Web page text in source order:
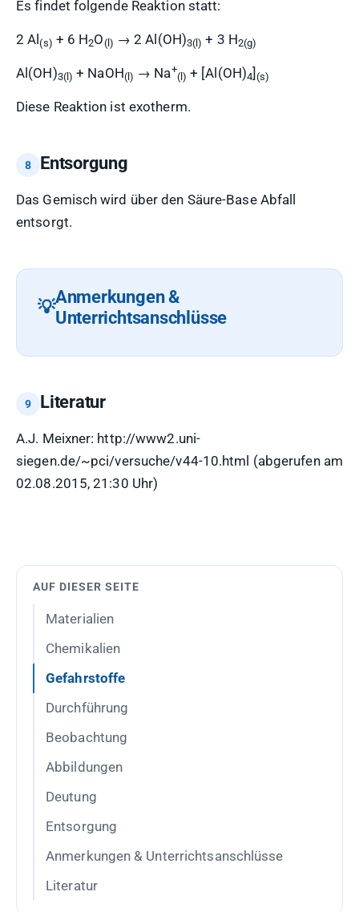
Es findet folgende Reaktion statt:
2 Al(s) + 6 H2O(l) → 2 Al(OH)3(l) + 3 H2(g)
Al(OH)3(l) + NaOH(l) → Na+
(l) + [Al(OH)4](s)
Diese Reaktion ist exotherm.
Entsorgung
Das Gemisch wird über den Säure-Base Abfall
entsorgt.
Anmerkungen &
Unterrichtsanschlüsse
Literatur
A.J. Meixner: http://www2.uni-
siegen.de/~pci/versuche/v44-10.html (abgerufen am
02.08.2015, 21:30 Uhr)
AUF DIESER SEITE
Materialien
Chemikalien
Gefahrstoffe
Durchführung
Beobachtung
Abbildungen
Deutung
Entsorgung
Anmerkungen & Unterrichtsanschlüsse
Literatur